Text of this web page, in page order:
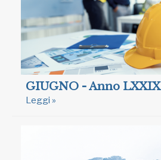
GIUGNO - Anno LXXIX
Leggi »